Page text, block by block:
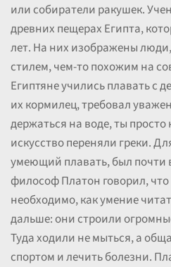
или собиратели ракушек.
древних пещерах Египта,
лет. На них изображены
стилем, чем-то похожим на
Египтяне учились плавать с
их кормилец, требовал
держаться на воде, ты
искусство переняли греки.
умеющий плавать, был почти
философ Платон говорил,
необходимо, как умение
дальше: они строили
Туда ходили не мыться, а
спортом и лечить болезни.